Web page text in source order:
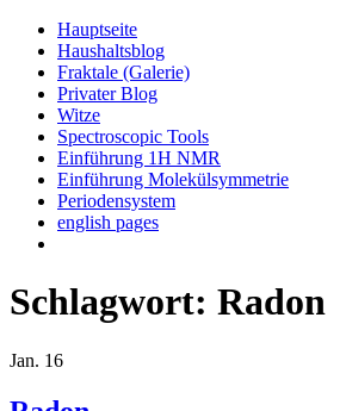
Hauptseite
Haushaltsblog
Fraktale (Galerie)
Privater Blog
Witze
Spectroscopic Tools
Einführung 1H NMR
Einführung Molekülsymmetrie
Periodensystem
english pages
Schlagwort: Radon
Jan. 16